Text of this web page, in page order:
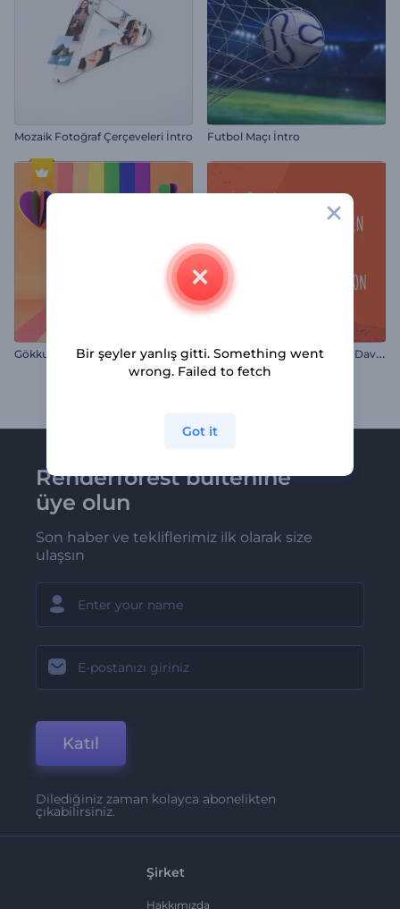
Mozaik Fotoğraf Çerçeveleri İntro Futbol Maçı İntro
Gökkuşağı Pride İntro C
adılar Bayramı Sihirli Parti Davetiyesi
Renderforest bültenine
üye olun
Son haber ve tekliflerimiz ilk olarak size
ulaşsın
Katıl
Dilediğiniz zaman kolayca abonelikten
çıkabilirsiniz.
Şirket
Hakkımızda
Bir şeyler yanlış gitti. Something went
wrong. Failed to fetch
Got it